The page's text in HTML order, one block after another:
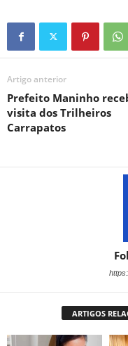
Artigo anterior
Prefeito Maninho
visita dos Trilheiros
Carrapatos
ARTIGOS